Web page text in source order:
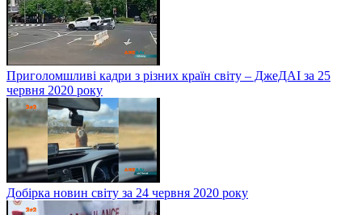
Приголомшливі кадри з різних країн світу – ДжеДАІ за 25
червня 2020 року
Добірка новин світу за 24 червня 2020 року